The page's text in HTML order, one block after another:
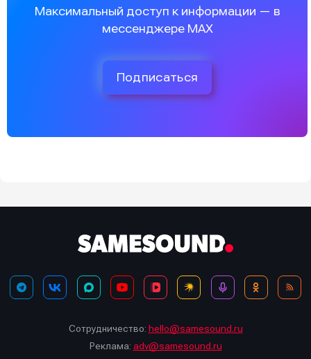
Максимальный доступ к информации — в
мессенджере MAX
Подписаться
Сотрудничество: hello@samesound.ru
Реклама: adv@samesound.ru